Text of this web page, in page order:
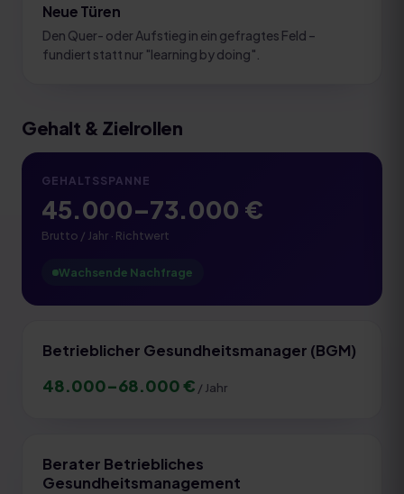
Neue Türen
Den Quer- oder Aufstieg in ein gefragtes Feld –
fundiert statt nur "learning by doing".
Gehalt & Zielrollen
GEHALTSSPANNE
45.000–73.000 €
Brutto / Jahr · Richtwert
Wachsende Nachfrage
Betrieblicher Gesundheitsmanager (BGM)
48.000–68.000€ / Jahr
Berater Betriebliches
Gesundheitsmanagement